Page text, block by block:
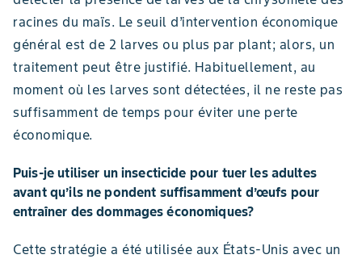
racines du maïs. Le seuil d’intervention économique
général est de 2 larves ou plus par plant; alors, un
traitement peut être justifié. Habituellement, au
moment où les larves sont détectées, il ne reste pas
suffisamment de temps pour éviter une perte
économique.
Puis-je utiliser un insecticide pour tuer les adultes
avant qu’ils ne pondent suffisamment d’œufs pour
entraîner des dommages économiques?
Cette stratégie a été utilisée aux États-Unis avec un